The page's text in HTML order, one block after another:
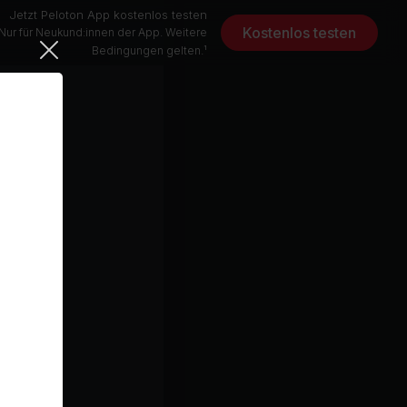
Jetzt Peloton App kostenlos testen
Nur für Neukund:innen der App. Weitere
Bedingungen gelten.¹
Kostenlos testen